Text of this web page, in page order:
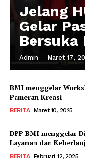
Jelang
Gelar
Bersuka
Admin - Maret 17,
BMI menggelar
Pameran Kreasi
BERITA Maret 10, 2025
DPP BMI menggelar
Layanan dan
BERITA Februari 12, 2025